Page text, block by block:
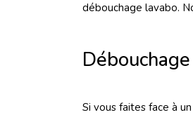
débouchage lavabo.
Si vous faites face à un